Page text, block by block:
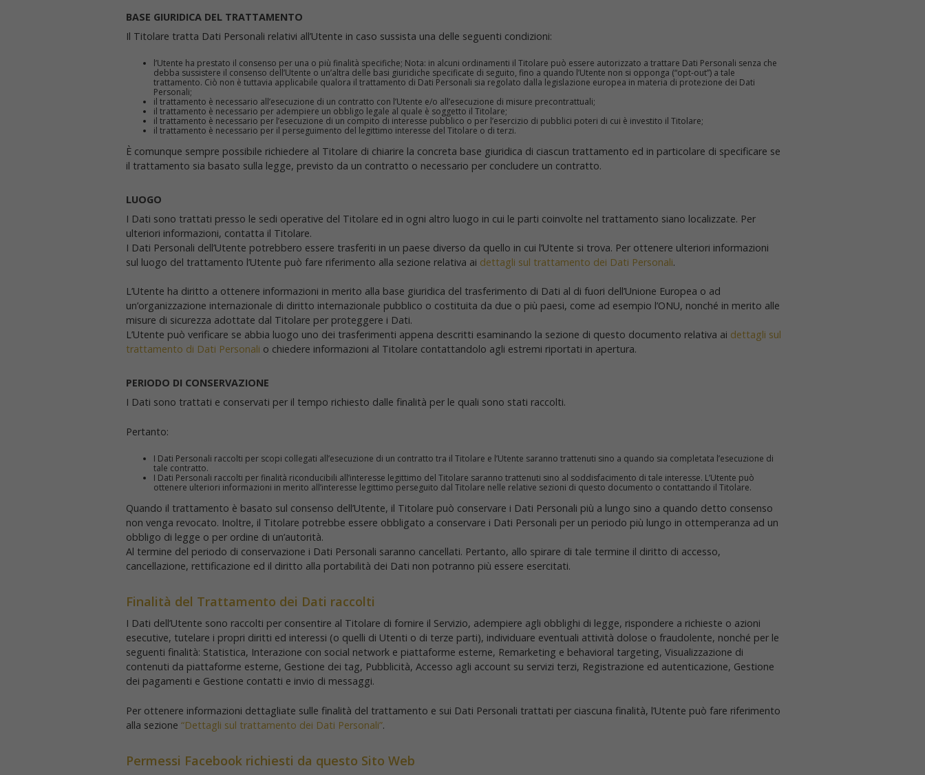
BASE GIURIDICA DEL TRATTAMENTO
Il Titolare tratta Dati Personali relativi all’Utente in caso sussista una delle seguenti condizioni:
l’Utente ha prestato il consenso per una o più finalità specifiche; Nota: in alcuni ordinamenti il Titolare può essere autorizzato a trattare Dati Personali senza che
debba sussistere il consenso dell’Utente o un’altra delle basi giuridiche specificate di seguito, fino a quando l’Utente non si opponga (“opt-out”) a tale
trattamento. Ciò non è tuttavia applicabile qualora il trattamento di Dati Personali sia regolato dalla legislazione europea in materia di protezione dei Dati
Personali;
il trattamento è necessario all’esecuzione di un contratto con l’Utente e/o all’esecuzione di misure precontrattuali;
il trattamento è necessario per adempiere un obbligo legale al quale è soggetto il Titolare;
il trattamento è necessario per l’esecuzione di un compito di interesse pubblico o per l’esercizio di pubblici poteri di cui è investito il Titolare;
il trattamento è necessario per il perseguimento del legittimo interesse del Titolare o di terzi.
È comunque sempre possibile richiedere al Titolare di chiarire la concreta base giuridica di ciascun trattamento ed in particolare di specificare se
il trattamento sia basato sulla legge, previsto da un contratto o necessario per concludere un contratto.
LUOGO
I Dati sono trattati presso le sedi operative del Titolare ed in ogni altro luogo in cui le parti coinvolte nel trattamento siano localizzate. Per
ulteriori informazioni, contatta il Titolare.
I Dati Personali dell’Utente potrebbero essere trasferiti in un paese diverso da quello in cui l’Utente si trova. Per ottenere ulteriori informazioni
sul luogo del trattamento l’Utente può fare riferimento alla sezione relativa ai dettagli sul trattamento dei Dati Personali.
L’Utente ha diritto a ottenere informazioni in merito alla base giuridica del trasferimento di Dati al di fuori dell’Unione Europea o ad
un’organizzazione internazionale di diritto internazionale pubblico o costituita da due o più paesi, come ad esempio l’ONU, nonché in merito alle
misure di sicurezza adottate dal Titolare per proteggere i Dati.
L’Utente può verificare se abbia luogo uno dei trasferimenti appena descritti esaminando la sezione di questo documento relativa ai dettagli sul
trattamento di Dati Personali o chiedere informazioni al Titolare contattandolo agli estremi riportati in apertura.
PERIODO DI CONSERVAZIONE
I Dati sono trattati e conservati per il tempo richiesto dalle finalità per le quali sono stati raccolti.
Pertanto:
I Dati Personali raccolti per scopi collegati all’esecuzione di un contratto tra il Titolare e l’Utente saranno trattenuti sino a quando sia completata l’esecuzione di
tale contratto.
I Dati Personali raccolti per finalità riconducibili all’interesse legittimo del Titolare saranno trattenuti sino al soddisfacimento di tale interesse. L’Utente può
ottenere ulteriori informazioni in merito all’interesse legittimo perseguito dal Titolare nelle relative sezioni di questo documento o contattando il Titolare.
Quando il trattamento è basato sul consenso dell’Utente, il Titolare può conservare i Dati Personali più a lungo sino a quando detto consenso
non venga revocato. Inoltre, il Titolare potrebbe essere obbligato a conservare i Dati Personali per un periodo più lungo in ottemperanza ad un
obbligo di legge o per ordine di un’autorità.
Al termine del periodo di conservazione i Dati Personali saranno cancellati. Pertanto, allo spirare di tale termine il diritto di accesso,
cancellazione, rettificazione ed il diritto alla portabilità dei Dati non potranno più essere esercitati.
Finalità del Trattamento dei Dati raccolti
I Dati dell’Utente sono raccolti per consentire al Titolare di fornire il Servizio, adempiere agli obblighi di legge, rispondere a richieste o azioni
esecutive, tutelare i propri diritti ed interessi (o quelli di Utenti o di terze parti), individuare eventuali attività dolose o fraudolente, nonché per le
seguenti finalità: Statistica, Interazione con social network e piattaforme esterne, Remarketing e behavioral targeting, Visualizzazione di
contenuti da piattaforme esterne, Gestione dei tag, Pubblicità, Accesso agli account su servizi terzi, Registrazione ed autenticazione, Gestione
dei pagamenti e Gestione contatti e invio di messaggi.
Per ottenere informazioni dettagliate sulle finalità del trattamento e sui Dati Personali trattati per ciascuna finalità, l’Utente può fare riferimento
alla sezione “Dettagli sul trattamento dei Dati Personali”.
Permessi Facebook richiesti da questo Sito Web